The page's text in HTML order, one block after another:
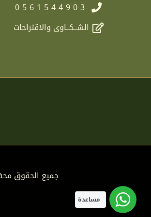
0561544903
الشــكــاوى والاقتراحات
جميع الحقوق محفوظة © 2026
مساعدة